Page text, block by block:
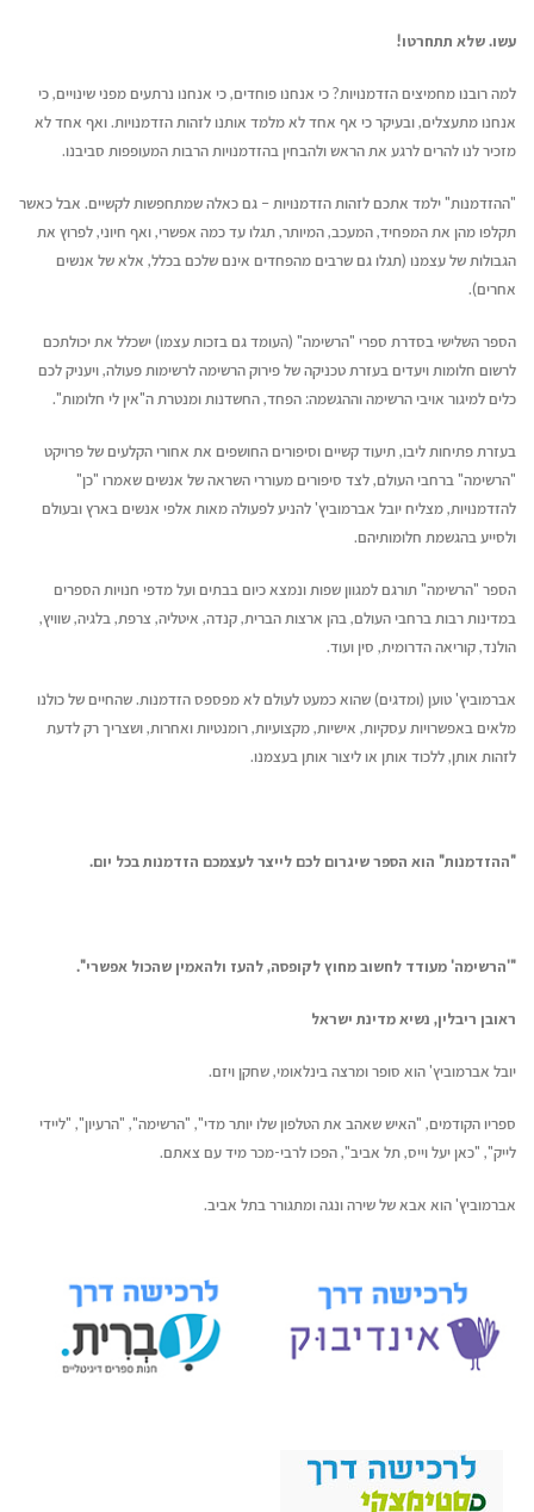
עשו. שלא תתחרטו!
למה רובנו מחמיצים הזדמנויות? כי אנחנו פוחדים, כי אנחנו נרתעים מפני שינויים, כי
אנחנו מתעצלים, ובעיקר כי אף אחד לא מלמד אותנו לזהות הזדמנויות. ואף אחד לא
מזכיר לנו להרים לרגע את הראש ולהבחין בהזדמנויות הרבות המעופפות סביבנו.
"ההזדמנות" ילמד אתכם לזהות הזדמנויות – גם כאלה שמתחפשות לקשיים. אבל כאשר
תקלפו מהן את המפחיד, המעכב, המיותר, תגלו עד כמה אפשרי, ואף חיוני, לפרוץ את
הגבולות של עצמנו (תגלו גם שרבים מהפחדים אינם שלכם בכלל, אלא של אנשים
אחרים).
הספר השלישי בסדרת ספרי "הרשימה" (העומד גם בזכות עצמו) ישכלל את יכולתכם
לרשום חלומות ויעדים בעזרת טכניקה של פירוק הרשימה לרשימות פעולה, ויעניק לכם
כלים למיגור אויבי הרשימה וההגשמה: הפחד, החשדנות ומנטרת ה"אין לי חלומות".
בעזרת פתיחות ליבו, תיעוד קשיים וסיפורים החושפים את אחורי הקלעים של פרויקט
"הרשימה" ברחבי העולם, לצד סיפורים מעוררי השראה של אנשים שאמרו "כן"
להזדמנויות, מצליח יובל אברמוביץ' להניע לפעולה מאות אלפי אנשים בארץ ובעולם
ולסייע בהגשמת חלומותיהם.
הספר "הרשימה" תורגם למגוון שפות ונמצא כיום בבתים ועל מדפי חנויות הספרים
במדינות רבות ברחבי העולם, בהן ארצות הברית, קנדה, איטליה, צרפת, בלגיה, שוויץ,
הולנד, קוריאה הדרומית, סין ועוד.
אברמוביץ' טוען (ומדגים) שהוא כמעט לעולם לא מפספס הזדמנות. שהחיים של כולנו
מלאים באפשרויות עסקיות, אישיות, מקצועיות, רומנטיות ואחרות, ושצריך רק לדעת
לזהות אותן, ללכוד אותן או ליצור אותן בעצמנו.
"ההזדמנות" הוא הספר שיגרום לכם לייצר לעצמכם הזדמנות בכל יום.
"'הרשימה' מעודד לחשוב מחוץ לקופסה, להעז ולהאמין שהכול אפשרי".
ראובן ריבלין, נשיא מדינת ישראל
יובל אברמוביץ' הוא סופר ומרצה בינלאומי, שחקן ויזם.
ספריו הקודמים, "האיש שאהב את הטלפון שלו יותר מדי", "הרשימה", "הרעיון", "ליידי
לייק", "כאן יעל וייס, תל אביב", הפכו לרבי-מכר מיד עם צאתם.
אברמוביץ' הוא אבא של שירה ונגה ומתגורר בתל אביב.